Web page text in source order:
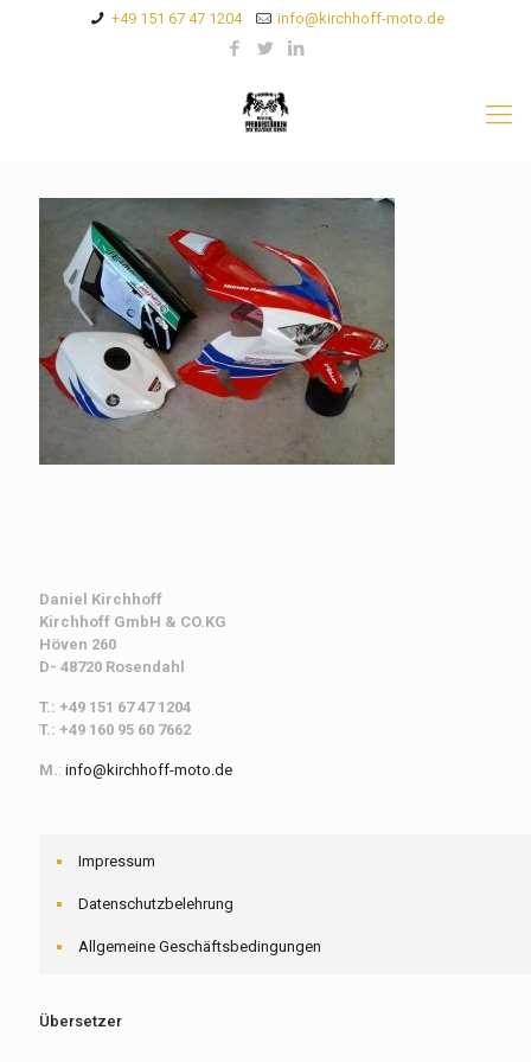
+49 151 67 47 1204 info@kirchhoff-moto.de
Daniel Kirchhoff
Kirchhoff GmbH & CO.KG
Höven 260
D- 48720 Rosendahl
T.: +49 151 67 47 1204
T.: +49 160 95 60 7662
M.: info@kirchhoff-moto.de
Impressum
Datenschutzbelehrung
Allgemeine Geschäftsbedingungen
Übersetzer